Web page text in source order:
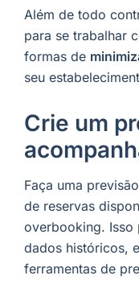
Além de todo
para se trabalhar
formas de
seu
Crie um
Faça uma
de reservas
overbooking. Isso
dados históricos,
ferramentas de